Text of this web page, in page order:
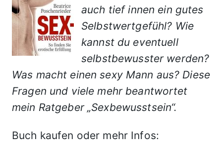
auch tief innen ein gutes
Selbstwertgefühl? Wie
kannst du eventuell
selbstbewusster werden?
Was macht einen sexy Mann aus? Diese
Fragen und viele mehr beantwortet
mein Ratgeber „Sexbewusstsein“.
Buch kaufen oder mehr Infos: